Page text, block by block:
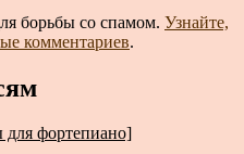
борьбы со спамом. Узнайте,
комментариев.
фортепиано]